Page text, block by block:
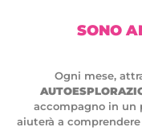
SONO
Ogni mese,
accompagno in un
aiuterà a